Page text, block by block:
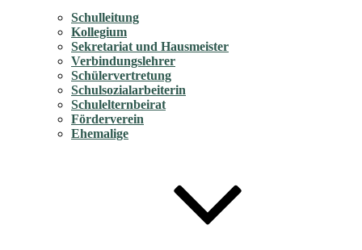
Schulleitung
Kollegium
Sekretariat und Hausmeister
Verbindungslehrer
Schülervertretung
Schulsozialarbeiterin
Schulelternbeirat
Förderverein
Ehemalige